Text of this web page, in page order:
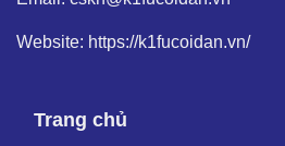
Website: https://k1fucoidan.vn/
Trang chủ